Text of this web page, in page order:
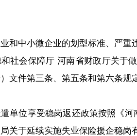
业和中小微企业的划型标准、严
社会保障厅 河南省财政厅关于
）文件第三条、第五条和第六条规
遣单位享受稳岗返还政策按照《
关于延续实施失业保险援企稳岗